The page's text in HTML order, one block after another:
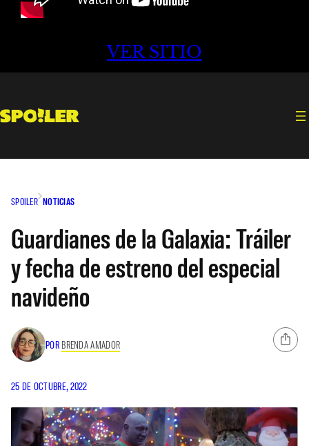
VER SITIO
SPOILER NOTICIAS
Guardianes de la Galaxia: Tráiler
y fecha de estreno del especial
navideño
POR BRENDA AMADOR
25 DE OCTUBRE, 2022